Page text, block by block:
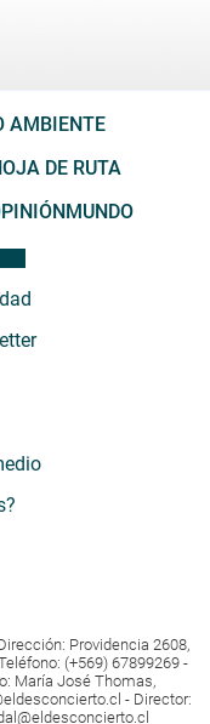
AMBIENTE
DE RUTA
MUNDO
Providencia 2608,
(+569) 67899269 -
María José Thomas,
- Director: